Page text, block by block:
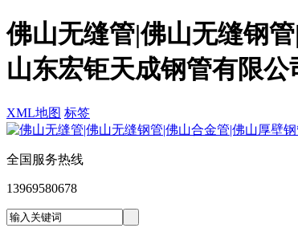
佛山无缝管|佛山无缝钢
山东宏钜天成钢管有限公
XML地图 标签
全国服务热线
13969580678